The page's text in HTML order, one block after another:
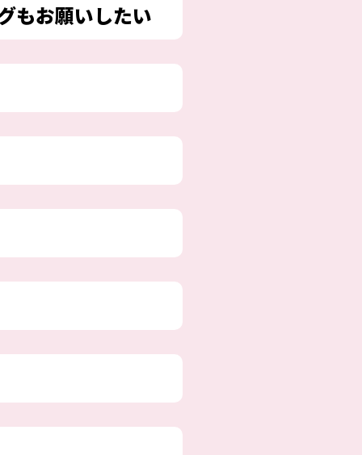
もお願いしたい